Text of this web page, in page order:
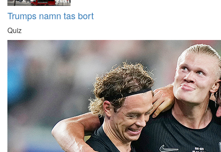
Trumps namn tas bort
Quiz